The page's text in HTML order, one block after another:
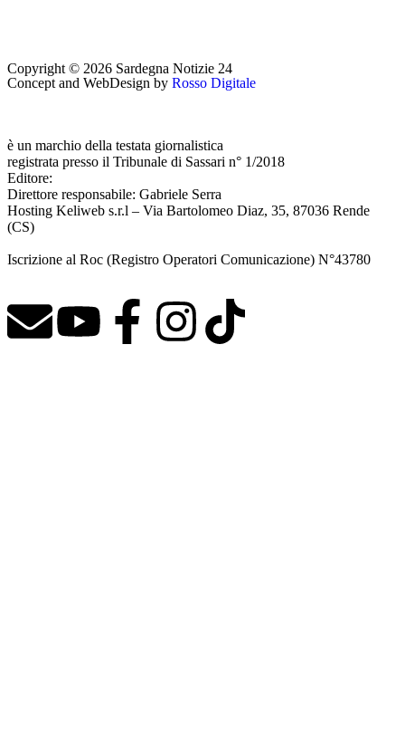
Copyright © 2026 Sardegna Notizie 24
Concept and WebDesign by Rosso Digitale
è un marchio della testata giornalistica
registrata presso il Tribunale di Sassari n° 1/2018
Editore:
Direttore responsabile: Gabriele Serra
Hosting Keliweb s.r.l – Via Bartolomeo Diaz, 35, 87036 Rende
(CS)
Iscrizione al Roc (Registro Operatori Comunicazione) N°43780